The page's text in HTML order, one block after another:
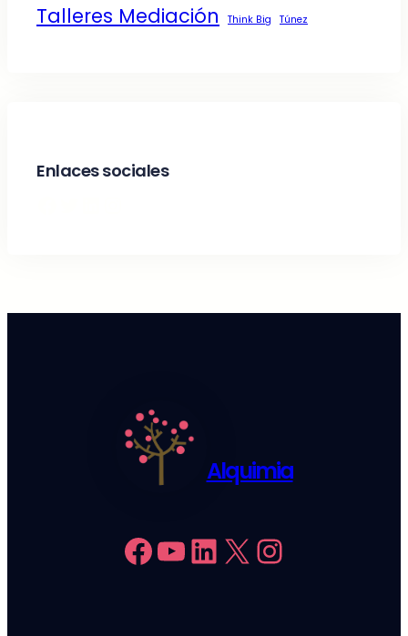
Talleres Mediación Think Big Túnez
Enlaces sociales
Alquimia
Facebook YouTube LinkedIn X Instagram